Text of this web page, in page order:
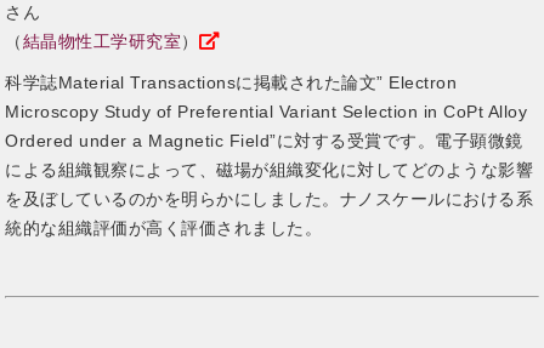
さん
（結晶物性工学研究室）
科学誌Material Transactionsに掲載された論文” Electron
Microscopy Study of Preferential Variant Selection in CoPt Alloy
Ordered under a Magnetic Field”に対する受賞です。電子顕微鏡
による組織観察によって、磁場が組織変化に対してどのような影響
を及ぼしているのかを明らかにしました。ナノスケールにおける系
統的な組織評価が高く評価されました。